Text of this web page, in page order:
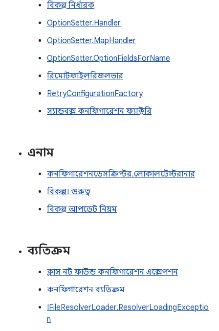
বিকল্প নির্ধারক
OptionSetter.Handler
OptionSetter.MapHandler
OptionSetter.OptionFieldsForName
রিমোটফাইলরিজলভার
RetryConfigurationFactory
স্যান্ডবক্স কনফিগারেশন ফ্যাক্টরি
এনাম
কনফিগারেশনডেসক্রিপ্টর.লোকালটেস্টরানার
বিকল্প। গুরুত্ব
বিকল্প আপডেট নিয়ম
ব্যতিক্রম
ক্লাস নট ফাউন্ড কনফিগারেশন এক্সেপশন
কনফিগারেশন ব্যতিক্রম
IFileResolverLoader.ResolverLoadingExceptio
n